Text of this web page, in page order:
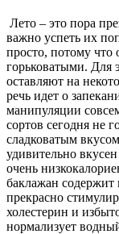
Лето – это пора
важно успеть их
просто, потому что
горьковатыми. Для
оставляют на
речь идет о
манипуляции
сортов сегодня не
сладковатым
удивительно
очень
баклажан
прекрасно
холестерин и
нормализует